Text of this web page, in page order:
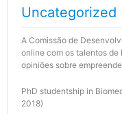
Uncategorized
A Comissão de
online com os talentos
opiniões sobre
PhD studentship in
2018)